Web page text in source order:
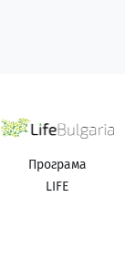
Програма
LIFE